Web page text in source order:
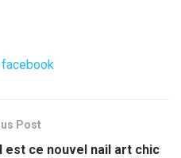
Post
est ce nouvel nail art chic